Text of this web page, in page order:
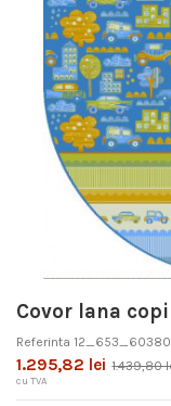
Covor lana
Referinta
1.295,82 lei 1.439,80
cu TVA